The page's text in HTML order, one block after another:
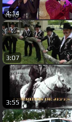
4:14
3:07
3:55